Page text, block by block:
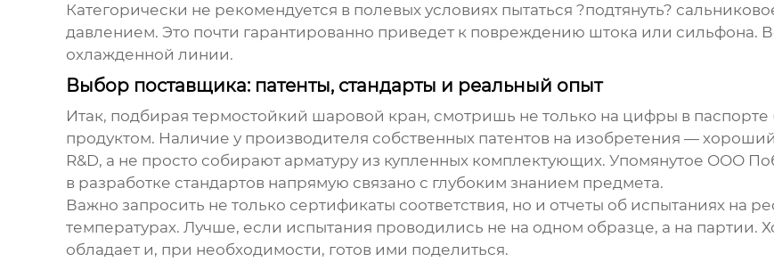
Категорически не рекомендуется в полевых условиях пытаться ?подтянуть?
давлением. Это почти гарантированно приведет к повреждению штока или сильфона.
охлажденной линии.
Выбор поставщика: патенты, стандарты и реальный опыт
Итак, подбирая термостойкий шаровой кран, смотришь не только на цифры в паспорте
продуктом. Наличие у производителя собственных патентов на изобретения —
R&D, а не просто собирают арматуру из купленных комплектующих. Упомянутое ООО
в разработке стандартов напрямую связано с глубоким знанием предмета.
Важно запросить не только сертификаты соответствия, но и отчеты об испытаниях на
температурах. Лучше, если испытания проводились не на одном образце, а на
обладает и, при необходимости, готов ими поделиться.